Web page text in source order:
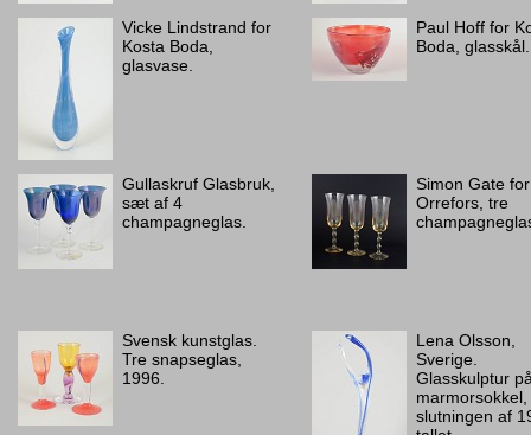
Vicke Lindstrand for
Kosta Boda,
glasvase.
Paul Hoff for
Boda, glasskål.
Gullaskruf Glasbruk,
sæt af 4
champagneglas.
Simon Gate for
Orrefors, tre
Svensk kunstglas.
Tre snapseglas,
1996.
Lena Olsson,
Sverige.
Glasskulptur
marmorsokkel,
slutningen af